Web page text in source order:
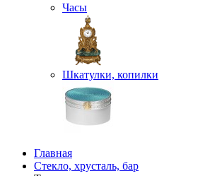
Часы
Шкатулки, копилки
Главная
Стекло, хрусталь, бар